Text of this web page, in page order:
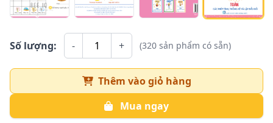
Số lượng: - + (320 sản phẩm có sẵn)
Thêm vào giỏ hàng
Mua ngay